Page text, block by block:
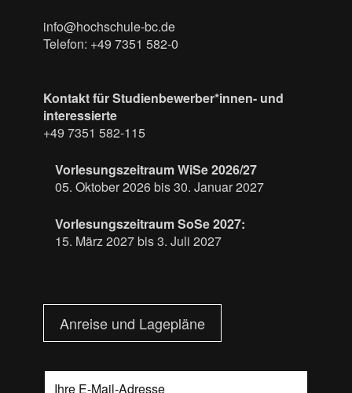
info@hochschule-bc.de
Telefon: +49 7351 582-0
Kontakt für Studienbewerber*innen- und
interessierte
+49 7351 582-115
Vorlesungszeitraum WiSe 2026/27
05. Oktober 2026 bis 30. Januar 2027
Vorlesungszeitraum SoSe 2027:
15. März 2027 bis 3. Juli 2027
Anreise und Lagepläne